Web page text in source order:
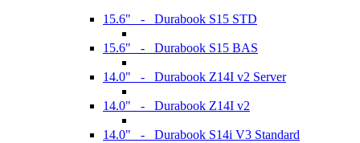
15.6" - Durabook S15 STD
15.6" - Durabook S15 BAS
14.0" - Durabook Z14I v2 Server
14.0" - Durabook Z14I v2
14.0" - Durabook S14i V3 Standard